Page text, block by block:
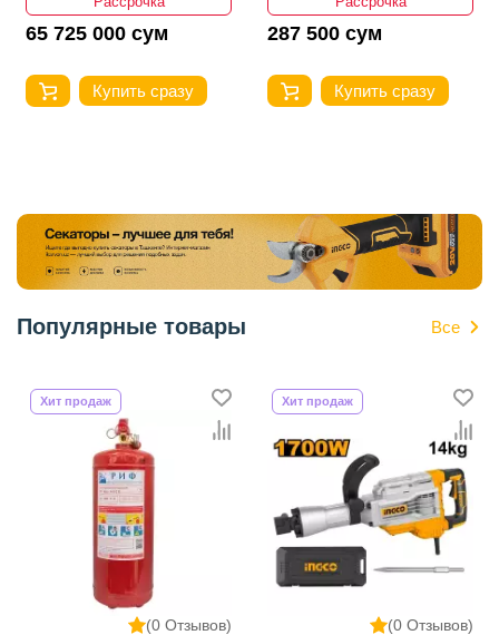
65 725 000 сум
Купить сразу
287 500 сум
Купить сразу
Популярные товары Все
(0 Отзывов)
Хит продаж
(0 Отзывов)
Хит продаж